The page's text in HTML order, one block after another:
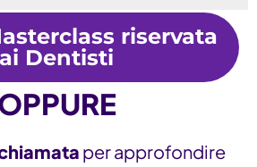
riservata
ai Dentisti
per approfondire